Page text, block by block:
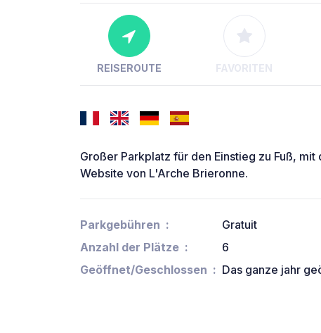
REISEROUTE FAVORITEN
Großer Parkplatz für den Einstieg zu Fuß,
Website von L'Arche Brieronne.
Parkgebühren
Gratuit
Anzahl der Plätze
6
Geöffnet/Geschlossen
Das ganze jahr